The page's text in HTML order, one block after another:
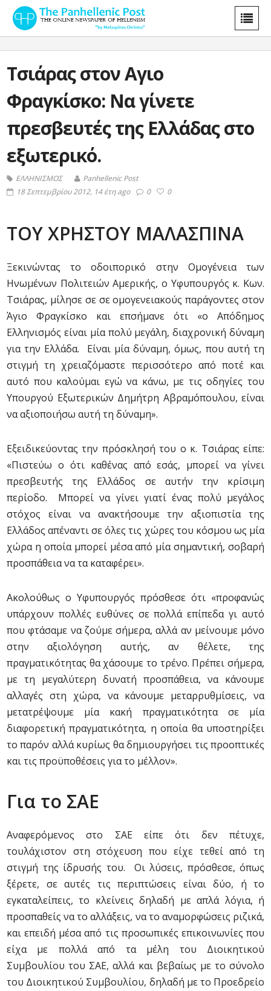
Τσιάρας στον Αγιο
Φραγκίσκο: Να γίνετε
πρεσβευτές της Ελλάδας στο
εξωτερικό.
ΕΛΛΗΝΙΣΜΟΣ
Panhellenic Post
18 Σεπτεμβρίου 2012, 14 έτη ago
0 0
ΤΟΥ ΧΡΗΣΤΟΥ ΜΑΛΑΣΠΙΝΑ
Ξεκινώντας το οδοιπορικό στην Ομογένεια των
Ηνωμένων Πολιτειών Αμερικής, ο Υφυπουργός κ. Κων.
Τσιάρας, μίλησε σε σε ομογενειακούς παράγοντες στον
Άγιο Φραγκίσκο και επσήμανε ότι «ο Απόδημος
Ελληνισμός είναι μία πολύ μεγάλη, διαχρονική δύναμη
για την Ελλάδα. Είναι μία δύναμη, όμως, που αυτή τη
στιγμή τη χρειαζόμαστε περισσότερο από ποτέ και
αυτό που καλούμαι εγώ να κάνω, με τις οδηγίες του
Υπουργού Εξωτερικών Δημήτρη Αβραμόπουλου, είναι
να αξιοποιήσω αυτή τη δύναμη».
Εξειδικεύοντας την πρόσκλησή του ο κ. Τσιάρας είπε:
«Πιστεύω ο ότι καθένας από εσάς, μπορεί να γίνει
πρεσβευτής της Ελλάδος σε αυτήν την κρίσιμη
περίοδο. Μπορεί να γίνει γιατί ένας πολύ μεγάλος
στόχος είναι να ανακτήσουμε την αξιοπιστία της
Ελλάδος απέναντι σε όλες τις χώρες του κόσμου ως μία
χώρα η οποία μπορεί μέσα από μία σημαντική, σοβαρή
προσπάθεια να τα καταφέρει».
Ακολούθως ο Υφυπουργός πρόσθεσε ότι «προφανώς
υπάρχουν πολλές ευθύνες σε πολλά επίπεδα γι αυτό
που φτάσαμε να ζούμε σήμερα, αλλά αν μείνουμε μόνο
στην αξιολόγηση αυτής, αν θέλετε, της
πραγματικότητας θα χάσουμε το τρένο. Πρέπει σήμερα,
με τη μεγαλύτερη δυνατή προσπάθεια, να κάνουμε
αλλαγές στη χώρα, να κάνουμε μεταρρυθμίσεις, να
μετατρέψουμε μία κακή πραγματικότητα σε μία
διαφορετική πραγματικότητα, η οποία θα υποστηρίξει
το παρόν αλλά κυρίως θα δημιουργήσει τις προοπτικές
και τις προϋποθέσεις για το μέλλον».
Για το ΣΑΕ
Αναφερόμενος στο ΣΑΕ είπε ότι δεν πέτυχε,
τουλάχιστον στη στόχευση που είχε τεθεί από τη
στιγμή της ίδρυσής του. Οι λύσεις, πρόσθεσε, όπως
ξέρετε, σε αυτές τις περιπτώσεις είναι δύο, ή το
εγκαταλείπεις, το κλείνεις δηλαδή με απλά λόγια, ή
προσπαθείς να το αλλάξεις, να το αναμορφώσεις ριζικά,
και επειδή μέσα από τις προσωπικές επικοινωνίες που
είχα με πολλά από τα μέλη του Διοικητικού
Συμβουλίου του ΣΑΕ, αλλά και βεβαίως με το σύνολο
του Διοικητικού Συμβουλίου, δηλαδή με το Προεδρείο